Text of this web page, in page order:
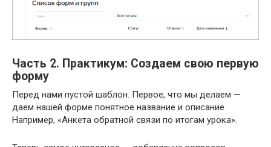
Часть 2. Практикум: Создаем свою первую
форму
Перед нами пустой шаблон. Первое, что мы делаем —
даем нашей форме понятное название и описание.
Например, «Анкета обратной связи по итогам урока».